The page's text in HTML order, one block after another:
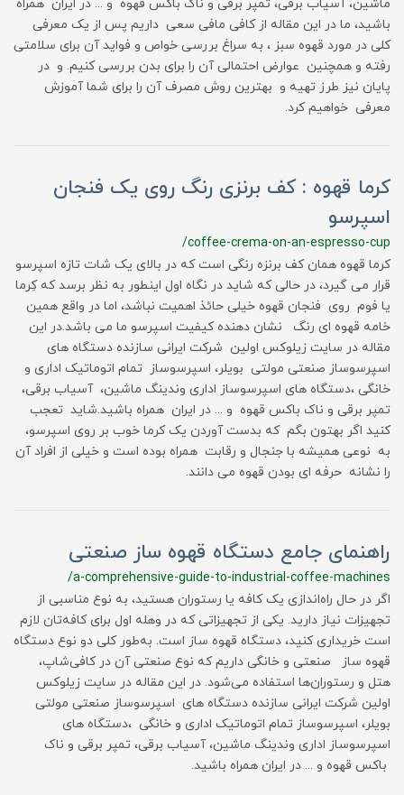
ماشین، آسیاب برقی، تمپر برقی و ناک باکس قهوه و ... در ایران همراه
باشید، ما در این مقاله از کافی مافی سعی داریم پس از یک معرفی
کلی در مورد قهوه سبز ، به سراغ بررسی خواص و فواید آن برای سلامتی
رفته و همچنین عوارض احتمالی آن را برای بدن بررسی کنیم. و در
پایان نیز طرز تهیه و بهترین روش مصرف آن را برای شما آموزش
معرفی خواهیم کرد.
کرما قهوه : کف برنزی رنگ روی یک فنجان
اسپرسو
/coffee-crema-on-an-espresso-cup
کرما قهوه همان کف برنزه رنگی است که در بالای یک شات تازه اسپرسو
قرار می گیرد، در حالی که شاید در نگاه اول اینطور به نظر برسد که کِرما
یا فوم روی فنجان قهوه خیلی حائذ اهمیت نباشد، اما در واقع همین
خامه قهوه ای رنگ نشان دهنده کیفیت اسپرسو ما می باشد.در این
مقاله در سایت زیلوکس اولین شرکت ایرانی سازنده دستگاه های
اسپرسوساز صنعتی مولتی بویلر، اسپرسوساز تمام اتوماتیک اداری و
خانگی ،دستگاه های اسپرسوساز اداری وندینگ ماشین، آسیاب برقی،
تمپر برقی و ناک باکس قهوه و ... در ایران همراه باشید.شاید تعجب
کنید اگر بهتون بگم که بدست آوردن یک کرما خوب بر روی اسپرسو،
به نوعی همیشه با جنجال و رقابت همراه بوده است و خیلی از افراد آن
را نشانه حرفه ای بودن قهوه می دانند.
راهنمای جامع دستگاه قهوه ساز صنعتی
/a-comprehensive-guide-to-industrial-coffee-machines
اگر در حال راه‌اندازی یک کافه یا رستوران هستید، به نوع مناسبی از
تجهیزات نیاز دارید. یکی از تجهیزاتی که در وهله اول برای کافه‌تان لازم
است خریداری کنید، دستگاه قهوه ساز است. به‌طور کلی دو نوع دستگاه
قهوه ساز صنعتی و خانگی داریم که نوع صنعتی آن در کافی‌شاپ،
هتل و رستوران‌ها استفاده می‌شود. در این مقاله در سایت زیلوکس
اولین شرکت ایرانی سازنده دستگاه های اسپرسوساز صنعتی مولتی
بویلر، اسپرسوساز تمام اتوماتیک اداری و خانگی ،دستگاه های
اسپرسوساز اداری وندینگ ماشین، آسیاب برقی، تمپر برقی و ناک
باکس قهوه و ... در ایران همراه باشید.